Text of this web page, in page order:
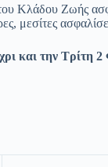
Κλάδου Ζωής
μεσίτες
και την Τρίτη 2